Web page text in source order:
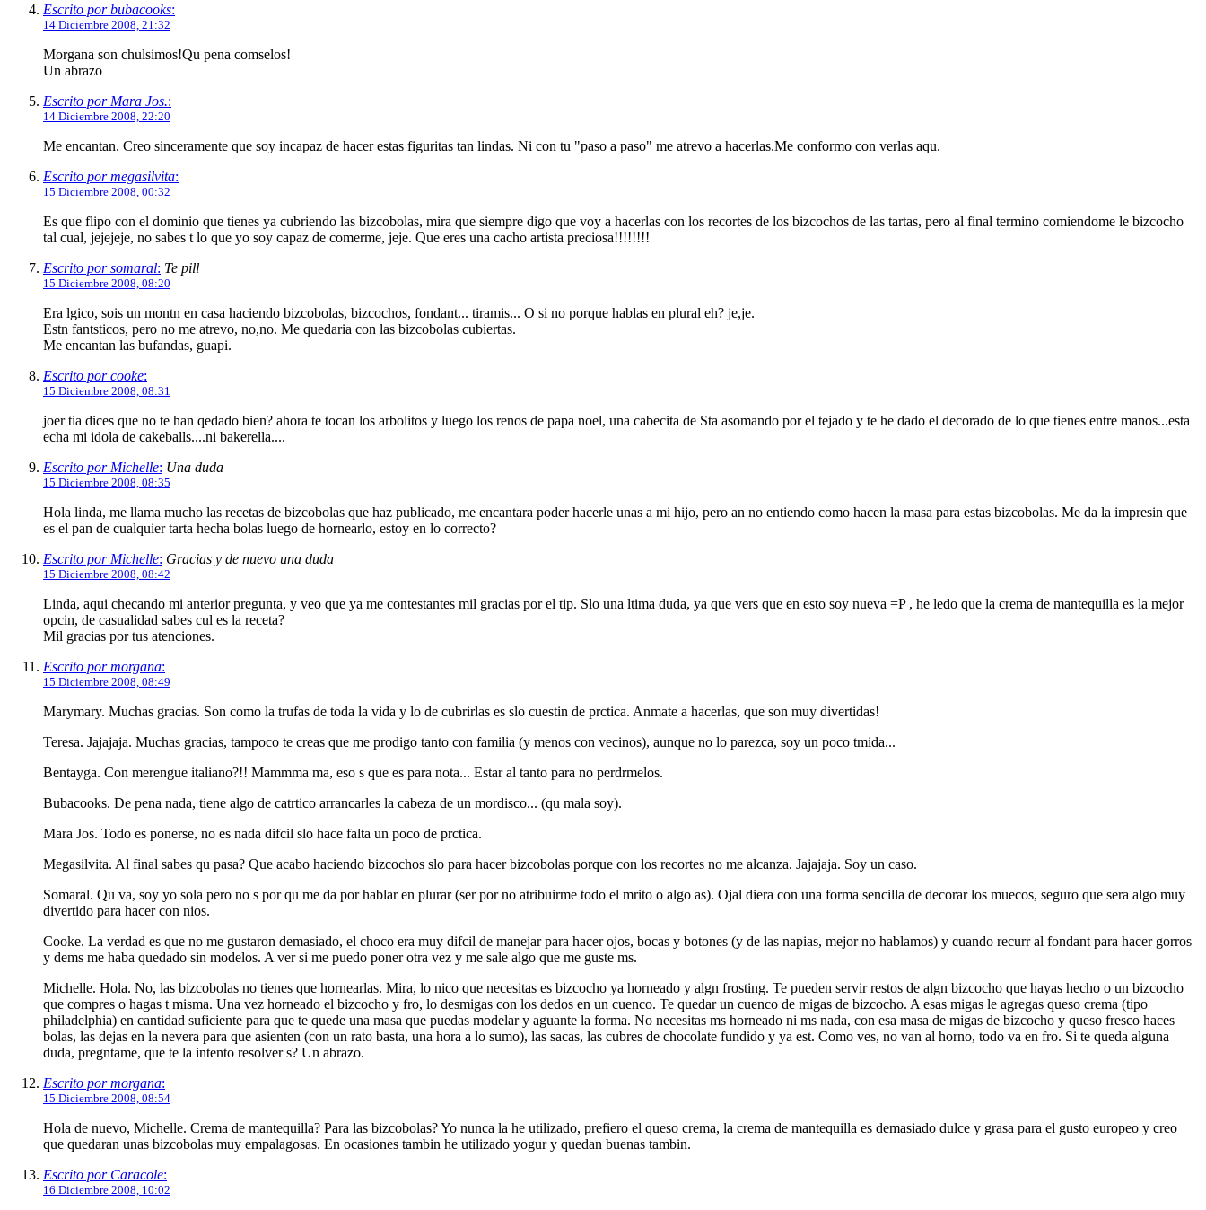
Escrito por bubacooks:
14 Diciembre 2008, 21:32
Morgana son chulsimos!Qu pena comselos!
Un abrazo
Escrito por Mara Jos.:
14 Diciembre 2008, 22:20
Me encantan. Creo sinceramente que soy incapaz de hacer estas figuritas tan lindas. Ni con tu "paso a paso" me atrevo a hacerlas.Me conformo con verlas aqu.
Escrito por megasilvita:
15 Diciembre 2008, 00:32
Es que flipo con el dominio que tienes ya cubriendo las bizcobolas, mira que siempre digo que voy a hacerlas con los recortes de los bizcochos de las tartas, pero al final termino comiendome le bizcocho
tal cual, jejejeje, no sabes t lo que yo soy capaz de comerme, jeje. Que eres una cacho artista preciosa!!!!!!!!
Escrito por somaral: Te pill
15 Diciembre 2008, 08:20
Era lgico, sois un montn en casa haciendo bizcobolas, bizcochos, fondant... tiramis... O si no porque hablas en plural eh? je,je.
Estn fantsticos, pero no me atrevo, no,no. Me quedaria con las bizcobolas cubiertas.
Me encantan las bufandas, guapi.
Escrito por cooke:
15 Diciembre 2008, 08:31
joer tia dices que no te han qedado bien? ahora te tocan los arbolitos y luego los renos de papa noel, una cabecita de Sta asomando por el tejado y te he dado el decorado de lo que tienes entre manos...esta
echa mi idola de cakeballs....ni bakerella....
Escrito por Michelle: Una duda
15 Diciembre 2008, 08:35
Hola linda, me llama mucho las recetas de bizcobolas que haz publicado, me encantara poder hacerle unas a mi hijo, pero an no entiendo como hacen la masa para estas bizcobolas. Me da la impresin que
es el pan de cualquier tarta hecha bolas luego de hornearlo, estoy en lo correcto?
Escrito por Michelle: Gracias y de nuevo una duda
15 Diciembre 2008, 08:42
Linda, aqui checando mi anterior pregunta, y veo que ya me contestantes mil gracias por el tip. Slo una ltima duda, ya que vers que en esto soy nueva =P , he ledo que la crema de mantequilla es la mejor
opcin, de casualidad sabes cul es la receta?
Mil gracias por tus atenciones.
Escrito por morgana:
15 Diciembre 2008, 08:49
Marymary. Muchas gracias. Son como la trufas de toda la vida y lo de cubrirlas es slo cuestin de prctica. Anmate a hacerlas, que son muy divertidas!
Teresa. Jajajaja. Muchas gracias, tampoco te creas que me prodigo tanto con familia (y menos con vecinos), aunque no lo parezca, soy un poco tmida...
Bentayga. Con merengue italiano?!! Mammma ma, eso s que es para nota... Estar al tanto para no perdrmelos.
Bubacooks. De pena nada, tiene algo de catrtico arrancarles la cabeza de un mordisco... (qu mala soy).
Mara Jos. Todo es ponerse, no es nada difcil slo hace falta un poco de prctica.
Megasilvita. Al final sabes qu pasa? Que acabo haciendo bizcochos slo para hacer bizcobolas porque con los recortes no me alcanza. Jajajaja. Soy un caso.
Somaral. Qu va, soy yo sola pero no s por qu me da por hablar en plurar (ser por no atribuirme todo el mrito o algo as). Ojal diera con una forma sencilla de decorar los muecos, seguro que sera algo muy
divertido para hacer con nios.
Cooke. La verdad es que no me gustaron demasiado, el choco era muy difcil de manejar para hacer ojos, bocas y botones (y de las napias, mejor no hablamos) y cuando recurr al fondant para hacer gorros
y dems me haba quedado sin modelos. A ver si me puedo poner otra vez y me sale algo que me guste ms.
Michelle. Hola. No, las bizcobolas no tienes que hornearlas. Mira, lo nico que necesitas es bizcocho ya horneado y algn frosting. Te pueden servir restos de algn bizcocho que hayas hecho o un bizcocho
que compres o hagas t misma. Una vez horneado el bizcocho y fro, lo desmigas con los dedos en un cuenco. Te quedar un cuenco de migas de bizcocho. A esas migas le agregas queso crema (tipo
philadelphia) en cantidad suficiente para que te quede una masa que puedas modelar y aguante la forma. No necesitas ms horneado ni ms nada, con esa masa de migas de bizcocho y queso fresco haces
bolas, las dejas en la nevera para que asienten (con un rato basta, una hora a lo sumo), las sacas, las cubres de chocolate fundido y ya est. Como ves, no van al horno, todo va en fro. Si te queda alguna
duda, pregntame, que te la intento resolver s? Un abrazo.
Escrito por morgana:
15 Diciembre 2008, 08:54
Hola de nuevo, Michelle. Crema de mantequilla? Para las bizcobolas? Yo nunca la he utilizado, prefiero el queso crema, la crema de mantequilla es demasiado dulce y grasa para el gusto europeo y creo
que quedaran unas bizcobolas muy empalagosas. En ocasiones tambin he utilizado yogur y quedan buenas tambin.
Escrito por Caracole:
16 Diciembre 2008, 10:02